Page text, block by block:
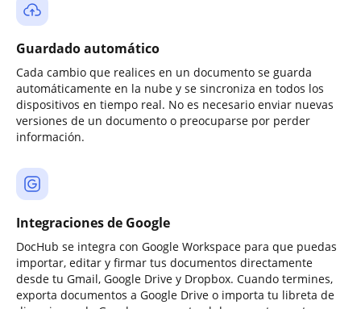
Guardado automático
Cada cambio que realices en un documento se guarda
automáticamente en la nube y se sincroniza en todos los
dispositivos en tiempo real. No es necesario enviar nuevas
versiones de un documento o preocuparse por perder
información.
Integraciones de Google
DocHub se integra con Google Workspace para que puedas
importar, editar y firmar tus documentos directamente
desde tu Gmail, Google Drive y Dropbox. Cuando termines,
exporta documentos a Google Drive o importa tu libreta de